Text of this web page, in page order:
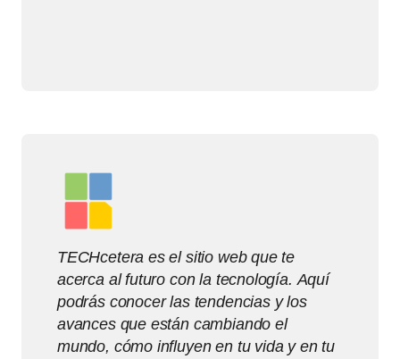
TECHcetera es el sitio web que te
acerca al futuro con la tecnología. Aquí
podrás conocer las tendencias y los
avances que están cambiando el
mundo, cómo influyen en tu vida y en tu